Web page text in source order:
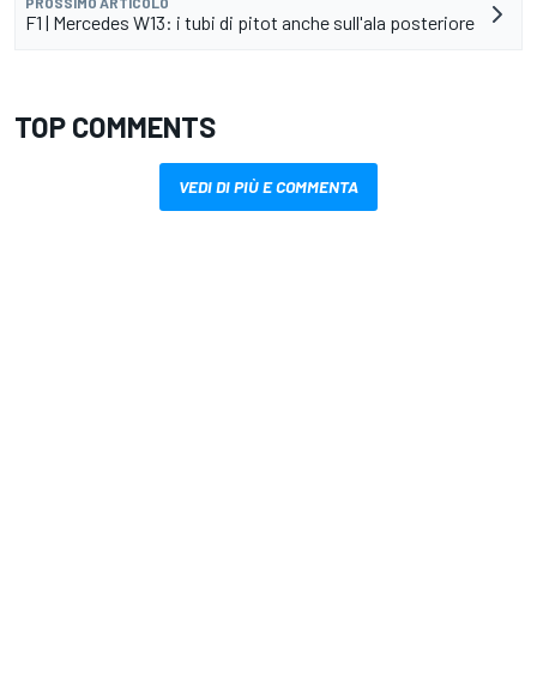
F1 | Mercedes W13: i tubi di pitot anche sull'ala posteriore
TOP COMMENTS
VEDI DI PIÙ E COMMENTA